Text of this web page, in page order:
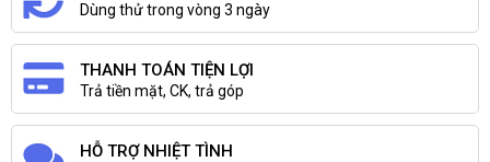
Dùng thử trong vòng 3 ngày
THANH TOÁN TIỆN LỢI
Trả tiền mặt, CK, trả góp
HỖ TRỢ NHIỆT TÌNH